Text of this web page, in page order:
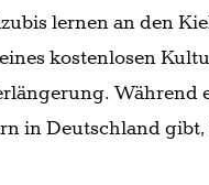
lernen an den
kostenlosen
Während
in Deutschland